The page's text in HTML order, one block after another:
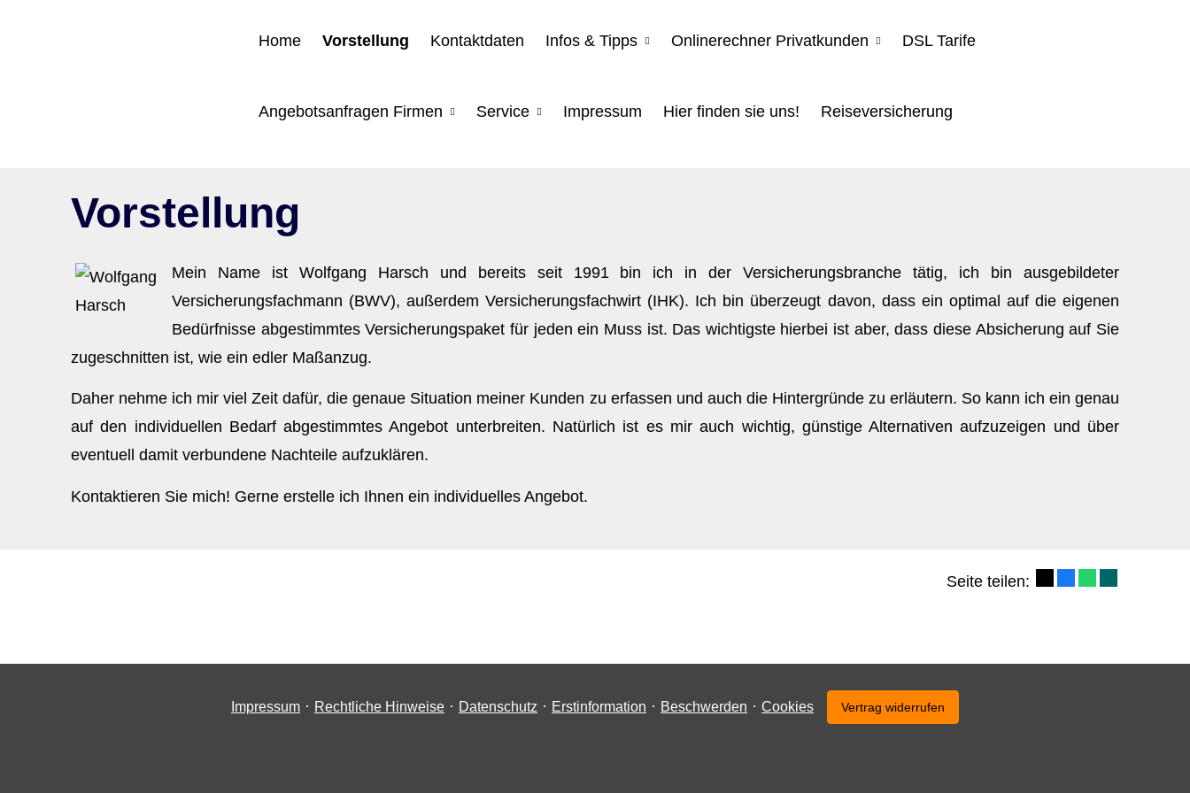
Home Vorstellung Kontaktdaten Infos & Tipps Onlinerechner Privatkunden DSL Tarife
Angebotsanfragen Firmen Service Impressum Hier finden sie uns! Reiseversicherung
Vorstellung
Mein Name ist Wolfgang Harsch und bereits seit 1991 bin ich in der Versicherungsbranche tätig, ich bin ausgebildeter
Versicherungsfachmann (BWV), außerdem Versicherungsfachwirt (IHK). Ich bin überzeugt davon, dass ein optimal auf die eigenen
Bedürfnisse abgestimmtes Versicherungspaket für jeden ein Muss ist. Das wichtigste hierbei ist aber, dass diese Absicherung auf Sie
zugeschnitten ist, wie ein edler Maßanzug.
Daher nehme ich mir viel Zeit dafür, die genaue Situation meiner Kunden zu erfassen und auch die Hintergründe zu erläutern. So kann ich ein genau
auf den individuellen Bedarf abgestimmtes Angebot unterbreiten. Natürlich ist es mir auch wichtig, günstige Alternativen aufzuzeigen und über
eventuell damit verbundene Nachteile aufzuklären.
Kontaktieren Sie mich! Gerne erstelle ich Ihnen ein individuelles Angebot.
Seite teilen:
Impressum · Rechtliche Hinweise · Datenschutz · Erstinformation · Beschwerden · Cookies Vertrag widerrufen